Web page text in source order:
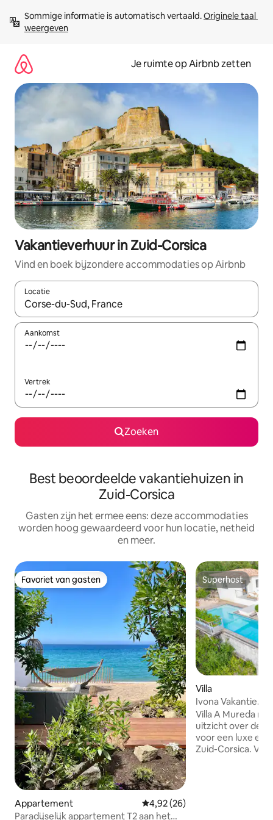
direct
naar
Sommige informatie is automatisch vertaald. Originele taal
weergeven
Je ruimte op Airbnb zetten
Vakantieverhuur in Zuid-Corsica
Vind en boek bijzondere accommodaties op Airbnb
Locatie
Wanneer er suggesties beschikbaar zijn, maak je een keuze
Aankomst
Vertrek
Zoeken
Best beoordeelde vakantiehuizen in
Zuid-Corsica
Gasten zijn het ermee eens: deze accommodaties
worden hoog gewaardeerd voor hun locatie, netheid
en meer.
Favoriet van gasten
Favoriet van gasten
Appartement Gemiddelde beoordeling van
4,92 (26)
Paradijselijk appartement T2 aan het
Superhost
Superhost
Villa
Ivona Vakantie.
Villa A Mureda
uitzicht over de
voor een luxe en
Zuid-Corsica. Voorzieningen: -Infinity